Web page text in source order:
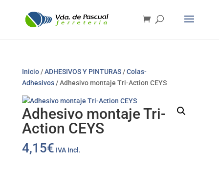
Inicio/ADHESIVOS Y PINTURAS/Colas-
Adhesivos/ Adhesivo montaje Tri-Action CEYS
Adhesivo montaje Tri-
Action CEYS
4,15€ IVA Incl.